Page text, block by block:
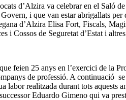
d’Alzira va celebrar en el Saló
i que van estar abrigallats
d’Alzira Elisa Fort, Fiscals,
i Cossos de Seguretat d’Estat i
feien 25 anys en l’exercici de la
de professió. A continuació
labor realitzada durant tots
Eduardo Gimeno qui va